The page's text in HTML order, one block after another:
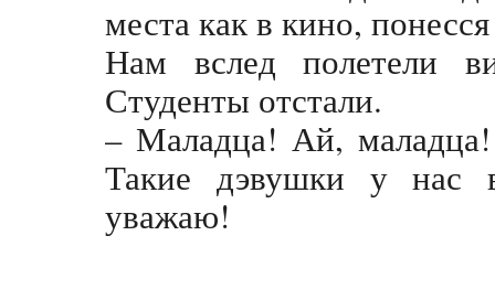
места как в кино,
Нам вслед полетели
Студенты отстали.
– Маладца! Ай,
Такие дэвушки у
уважаю!